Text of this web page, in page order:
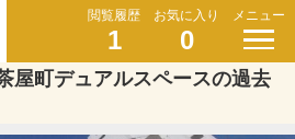
閲覧履歴
1
お気に入り
0
メニュー
屋町デュアルスペースの過去